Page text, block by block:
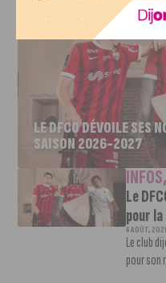
LE DFCO DÉVOILE SES
SAISON 2026-2027
INFOS,
Le
pour
6 AOÛT,
Le club
pour son